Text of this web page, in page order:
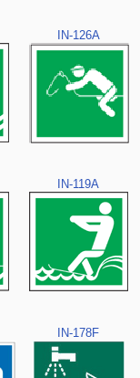
IN-126A
IN-119A
IN-178F